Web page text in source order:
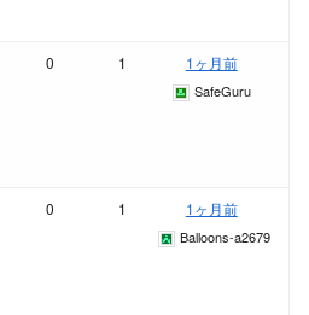
0 1 1ヶ月前
SafeGuru
0 1 1ヶ月前
Balloons-a2679